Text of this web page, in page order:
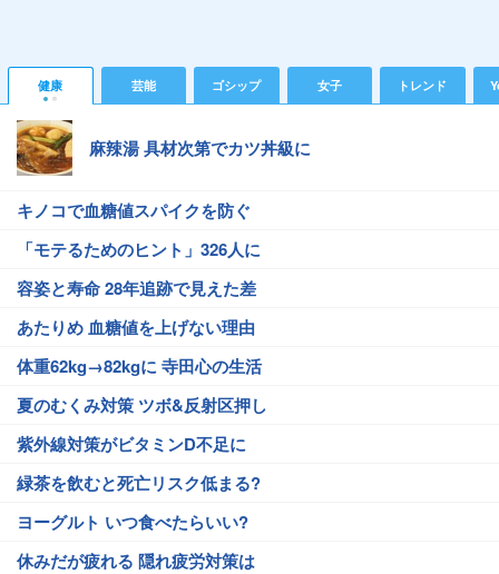
健康 芸能 ゴシップ 女子 トレンド
麻辣湯 具材次第でカツ丼級に
キノコで血糖値スパイクを防ぐ
「モテるためのヒント」326人に
容姿と寿命 28年追跡で見えた差
あたりめ 血糖値を上げない理由
体重62kg→82kgに 寺田心の生活
夏のむくみ対策 ツボ&反射区押し
紫外線対策がビタミンD不足に
緑茶を飲むと死亡リスク低まる?
ヨーグルト いつ食べたらいい?
休みだが疲れる 隠れ疲労対策は